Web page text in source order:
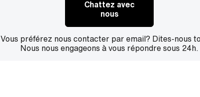
Chattez avec
nous
Vous préférez nous contacter par email? Dites-nous
Nous nous engageons à vous répondre sous 24h.